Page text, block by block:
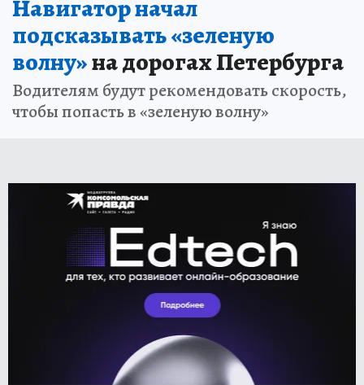
Навигатор начал
подсказывать «зеленую
волну»на дорогах Петербурга
Водителям будут рекомендовать скорость,
чтобы попасть в «зеленую волну»